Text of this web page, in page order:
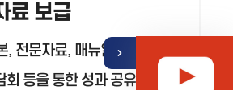
료 보급
전문자료, 매뉴얼 등 제작
회 등을 통한 성과 공유